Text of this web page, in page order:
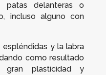
patas delanteras o
incluso alguno con
espléndidas y la labra
como resultado
plasticidad y